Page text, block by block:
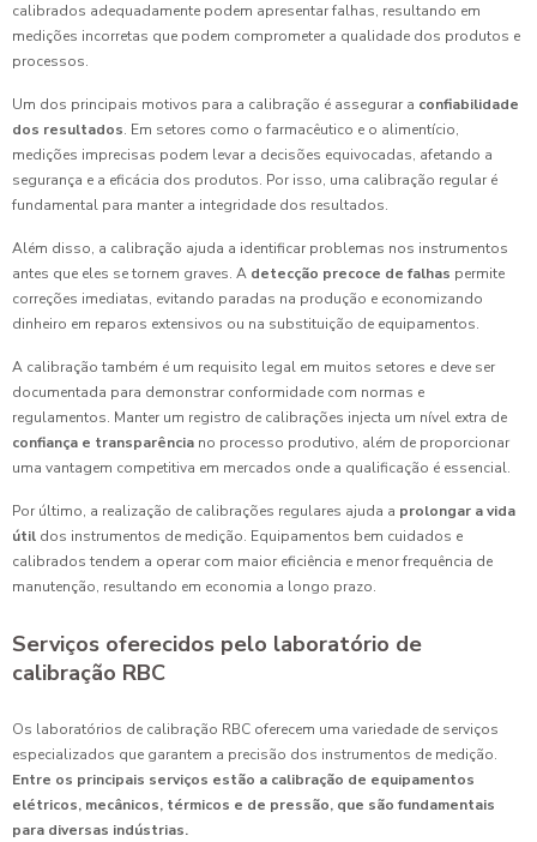
calibrados adequadamente podem apresentar falhas, resultando em
medições incorretas que podem comprometer a qualidade dos produtos e
processos.
Um dos principais motivos para a calibração é assegurar a confiabilidade
dos resultados. Em setores como o farmacêutico e o alimentício,
medições imprecisas podem levar a decisões equivocadas, afetando a
segurança e a eficácia dos produtos. Por isso, uma calibração regular é
fundamental para manter a integridade dos resultados.
Além disso, a calibração ajuda a identificar problemas nos instrumentos
antes que eles se tornem graves. A detecção precoce de falhas permite
correções imediatas, evitando paradas na produção e economizando
dinheiro em reparos extensivos ou na substituição de equipamentos.
A calibração também é um requisito legal em muitos setores e deve ser
documentada para demonstrar conformidade com normas e
regulamentos. Manter um registro de calibrações injecta um nível extra de
confiança e transparência no processo produtivo, além de proporcionar
uma vantagem competitiva em mercados onde a qualificação é essencial.
Por último, a realização de calibrações regulares ajuda a prolongar a vida
útil dos instrumentos de medição. Equipamentos bem cuidados e
calibrados tendem a operar com maior eficiência e menor frequência de
manutenção, resultando em economia a longo prazo.
Serviços oferecidos pelo laboratório de
calibração RBC
Os laboratórios de calibração RBC oferecem uma variedade de serviços
especializados que garantem a precisão dos instrumentos de medição.
Entre os principais serviços estão a calibração de equipamentos
elétricos, mecânicos, térmicos e de pressão, que são fundamentais
para diversas indústrias.